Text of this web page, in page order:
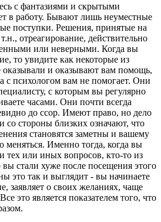
с фантазиями и скрытыми
в работу. Бывают лишь неуместные
поступки. Решения, принятые на
отреагирование, действительно
или неверными. Когда вы
то увидите как некоторые из
оказывали и оказывают вам помощь,
с психологом вам не помогает. Они
с которым вы регулярно
часами. Они почти всегда
до ссор. Имеют право, но дело
со стороны близких означают, что
становятся заметны и вашему
Именно тогда, когда вы
тех или иных вопросов, кто-то из
стали хуже после посещения этого
это так и выглядит - вы начинаете
заявляет о своих желаниях, чаще
это является показателем того, что